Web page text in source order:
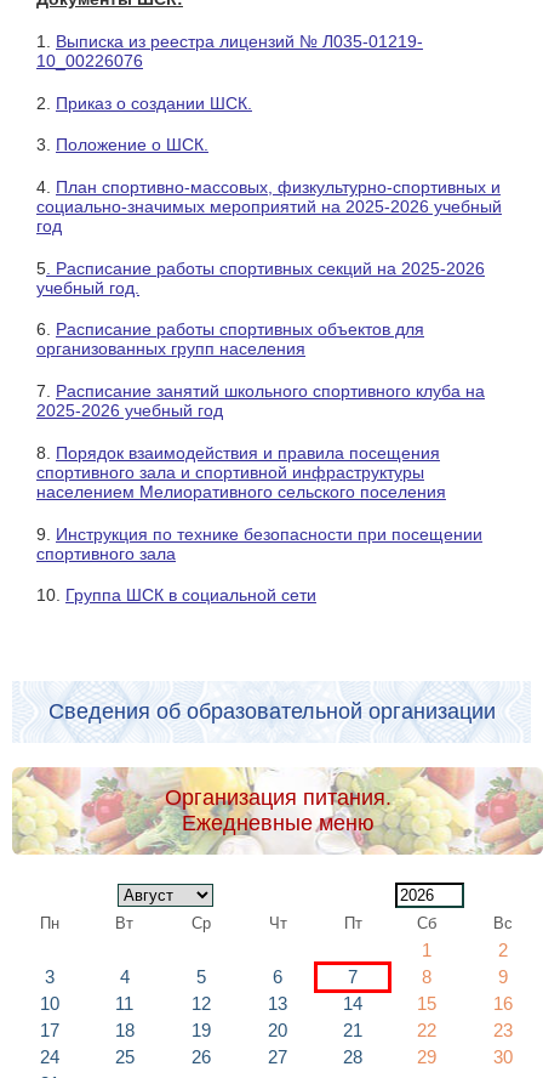
1. Выписка из реестра лицензий № Л035-01219-
10_00226076
2. Приказ о создании ШСК
3. Положение о ШСК.
4. План спортивно-массовых, физкультурно-спортивных и
социально-значимых мероприятий на 2025-2026 учебный
год
5 . Расписание работы спортивных секций на 2025-2026
учебный год.
6. Расписание работы спортивных объектов для
организованных групп населения
7. Расписание занятий школьного спортивного клуба на
2025-2026 учебный год
8. Порядок взаимодействия и правила посещения
спортивного зала и спортивной инфраструктуры
населением Мелиоративного сельского поселения
9. Инструкция по технике безопасности при посещении
спортивного зала
10. Группа ШСК в социальной сети
Сведения об образовательной организации
Организация питания.
Ежедневные меню
Пн Вт Ср Чт Пт Сб Вс
1
2
3
4 5 6 7 8
9
10
11 12 13 14 15
16
17
18 19 20 21 22
23
24
25 26 27 28 29
30